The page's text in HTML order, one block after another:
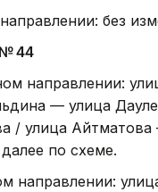
без
44
направлении:
— улица
/ улица
по схеме.
направлении: